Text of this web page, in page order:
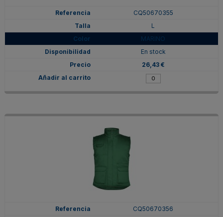
CQ50670355
L
MARINO
En stock
26,43 €
CQ50670356